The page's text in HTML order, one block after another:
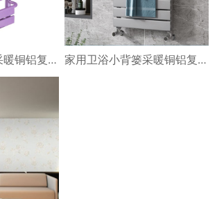
家用卫浴小背篓采暖铜铝复合小背篓大水道壁挂式 家用卫浴小背篓采暖铜铝复合小背篓 大水道壁挂式